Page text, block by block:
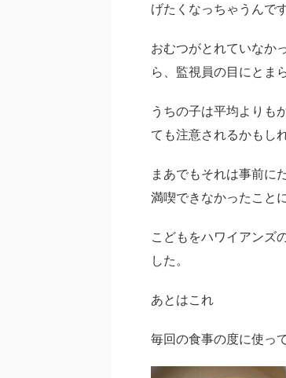
げたくなっちゃうんで
おむつがとれていなか
ら、監視員の目にとま
うちの子は平均よりも
ても注意されるかもし
まあでもそれは事前に
満喫できなかったこと
こどもをハワイアンズ
した。
あとはこれ
毎回の食事の度に使っ